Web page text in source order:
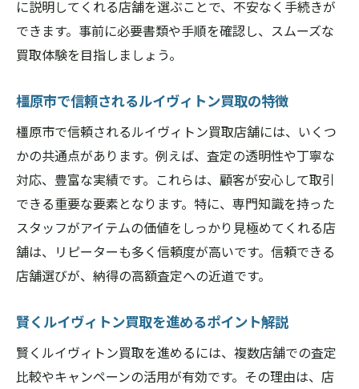
ルイヴィトン買取キャンペーンのタイミン
グ活用法
売却時期がルイヴィトン買取に与える影響
方法
橿原市でルイヴィトン買取をお得にするコ
ツ
キャンペーン情報を逃さないためのポイン
ト
タイミング次第でルイヴィトン買取額が変
わる理由
ルイヴィトン買取の一般的な流れと手順
納得価格を得るための交渉ポイント解説
橿原市でスムーズなルイヴィトン買取方法
に説明してくれる店舗を選ぶことで、不安なく手続きが
できます。事前に必要書類や手順を確認し、スムーズな
買取体験を目指しましょう。
橿原市で信頼されるルイヴィトン買取の特徴
橿原市で信頼されるルイヴィトン買取店舗には、いくつ
かの共通点があります。例えば、査定の透明性や丁寧な
対応、豊富な実績です。これらは、顧客が安心して取引
できる重要な要素となります。特に、専門知識を持った
スタッフがアイテムの価値をしっかり見極めてくれる店
舗は、リピーターも多く信頼度が高いです。信頼できる
店舗選びが、納得の高額査定への近道です。
賢くルイヴィトン買取を進めるポイント解説
賢くルイヴィトン買取を進めるには、複数店舗での査定
比較やキャンペーンの活用が有効です。その理由は、店